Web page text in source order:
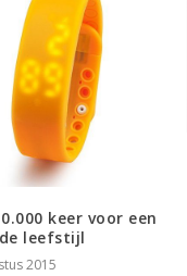
keer voor een
leefstijl
2015